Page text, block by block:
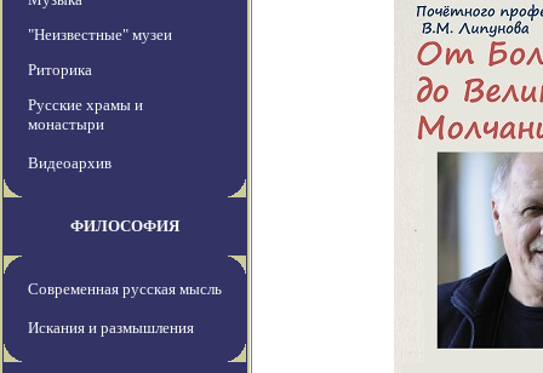
"Неизвестные" музеи
Риторика
Русские храмы и
монастыри
Видеоархив
ФИЛОСОФИЯ
Современная русская мысль
Искания и размышления